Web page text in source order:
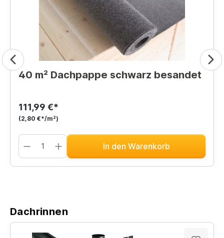
40 m² Dachpappe schwarz besandet
111,99 €*
(2,80 €*/m²)
In den Warenkorb
Dachrinnen